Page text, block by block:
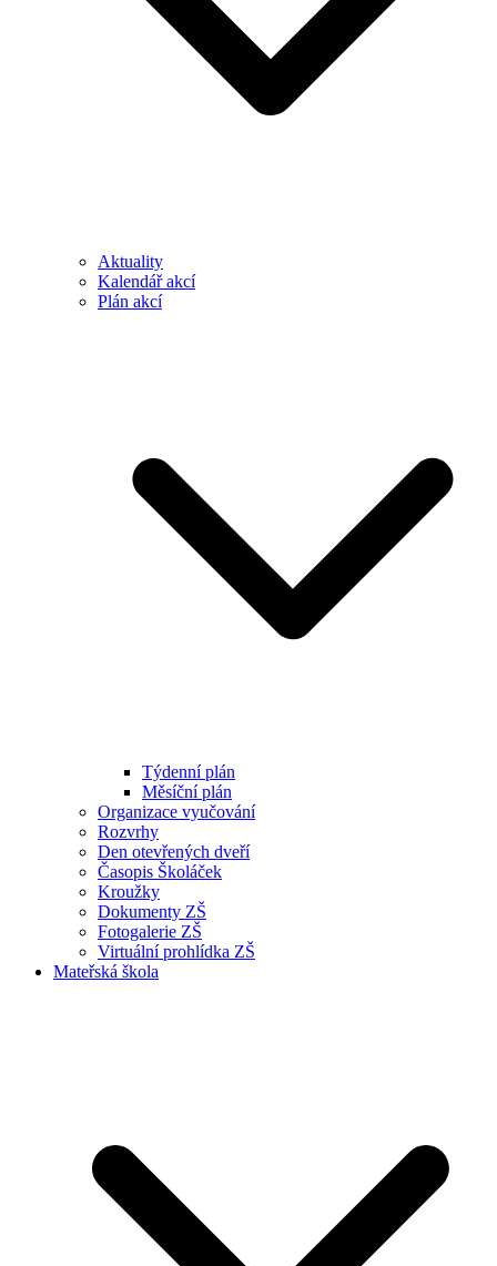
Aktuality
Kalendář akcí
Plán akcí
Týdenní plán
Měsíční plán
Organizace vyučování
Rozvrhy
Den otevřených dveří
Časopis Školáček
Kroužky
Dokumenty ZŠ
Fotogalerie ZŠ
Virtuální prohlídka ZŠ
Mateřská škola